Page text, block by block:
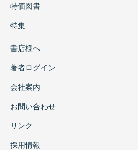
特価図書
特集
書店様へ
著者ログイン
会社案内
お問い合わせ
リンク
採用情報